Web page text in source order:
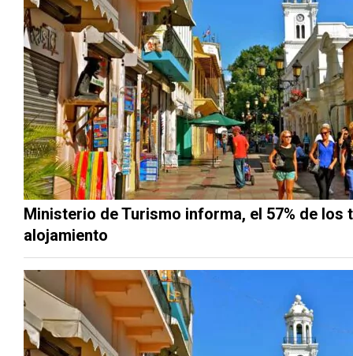
Ministerio de Turismo informa, el 57% de
alojamiento